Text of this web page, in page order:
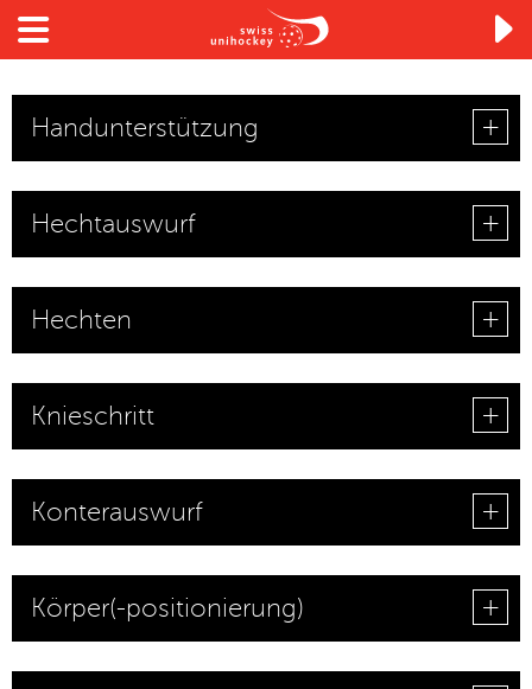

Handunterstützung
Hechtauswurf
Hechten
Knieschritt
Konterauswurf
Körper(-positionierung)